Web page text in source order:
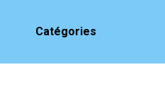
Catégories